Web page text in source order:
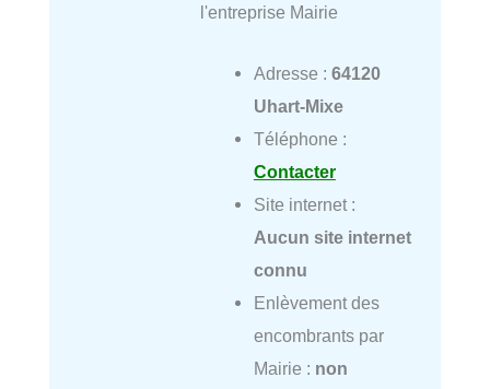
l'entreprise Mairie
Adresse : 64120
Uhart-Mixe
Téléphone :
Contacter
Site internet :
Aucun site internet
connu
Enlèvement des
encombrants par
Mairie : non